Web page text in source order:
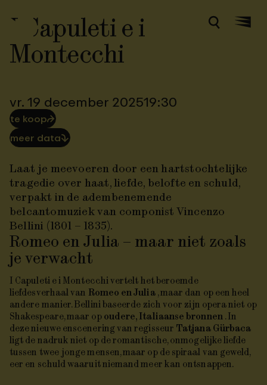
ZoekenMenu
I Capuleti e i
Montecchi
vr. 19 december 202519:30
te koop⮫
meer data⮯
Laat je meevoeren door een hartstochtelijke
tragedie over haat, liefde, belofte en schuld,
verpakt in de adembenemende
belcantomuziek van componist Vincenzo
Bellini (1801 – 1835).
Romeo en Julia – maar niet zoals
je verwacht
I Capuleti e i Montecchivertelt het beroemde
liefdesverhaal van Romeo en Julia , maar dan op een heel
andere manier. Bellini baseerde zich voor zijn opera niet op
Shakespeare, maar op oudere, Italiaanse bronnen . In
deze nieuwe enscenering van regisseur Tatjana Gürbaca
ligt de nadruk niet op de romantische, onmogelijke liefde
tussen twee jonge mensen, maar op de spiraal van geweld,
eer en schuld waaruit niemand meer kan ontsnappen.